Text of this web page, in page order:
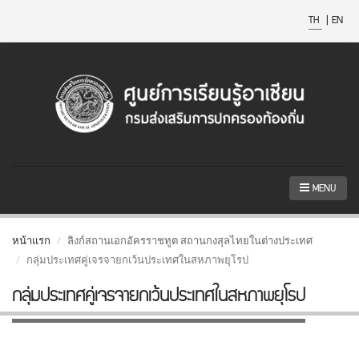
TH | EN
MENU
หน้าแรก
ลิงก์สถานเอกอัครราชทูต สถานกงสุลไทยในต่างประเทศ
กลุ่มประเทศคู่เจรจายกเว้นประเทศในสหภาพยุโรป
กลุ่มประเทศคู่เจรจายกเว้นประเทศในสหภาพยุโรป